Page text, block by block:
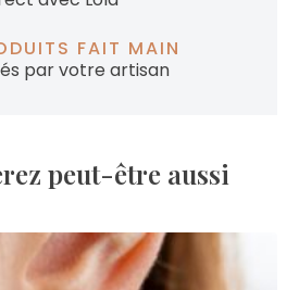
FAIT MAIN
par votre artisan
peut-être aussi